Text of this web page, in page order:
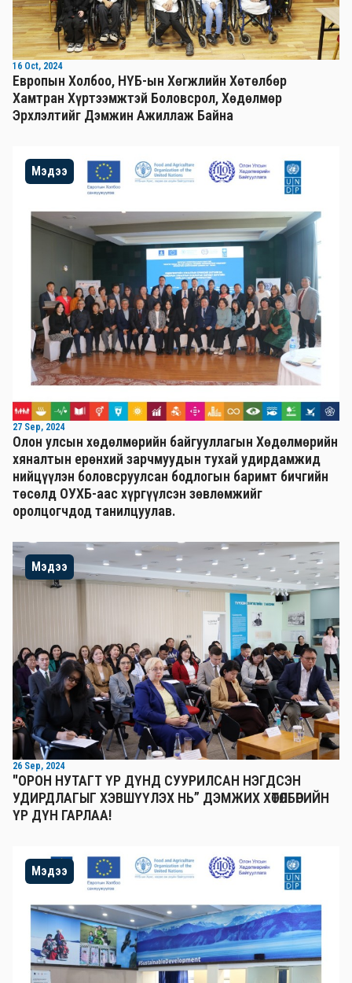
16 Oct, 2024
Европын Холбоо, НҮБ-ын Хөгжлийн Хөтөлбөр
Хамтран Хүртээмжтэй Боловсрол, Хөдөлмөр
Эрхлэлтийг Дэмжин Ажиллаж Байна
Мэдээ
27 Sep, 2024
Олон улсын хөдөлмөрийн байгууллагын Хөдөлмөрийн
хяналтын ерөнхий зарчмуудын тухай удирдамжид
нийцүүлэн боловсруулсан бодлогын баримт бичгийн
төсөлд ОУХБ-аас хүргүүлсэн зөвлөмжийг
оролцогчдод танилцуулав.
Мэдээ
26 Sep, 2024
"ОРОН НУТАГТ ҮР ДҮНД СУУРИЛСАН НЭГДСЭН
УДИРДЛАГЫГ ХЭВШҮҮЛЭХ НЬ” ДЭМЖИХ ХӨТӨЛБӨРИЙН
ҮР ДҮН ГАРЛАА!
Мэдээ